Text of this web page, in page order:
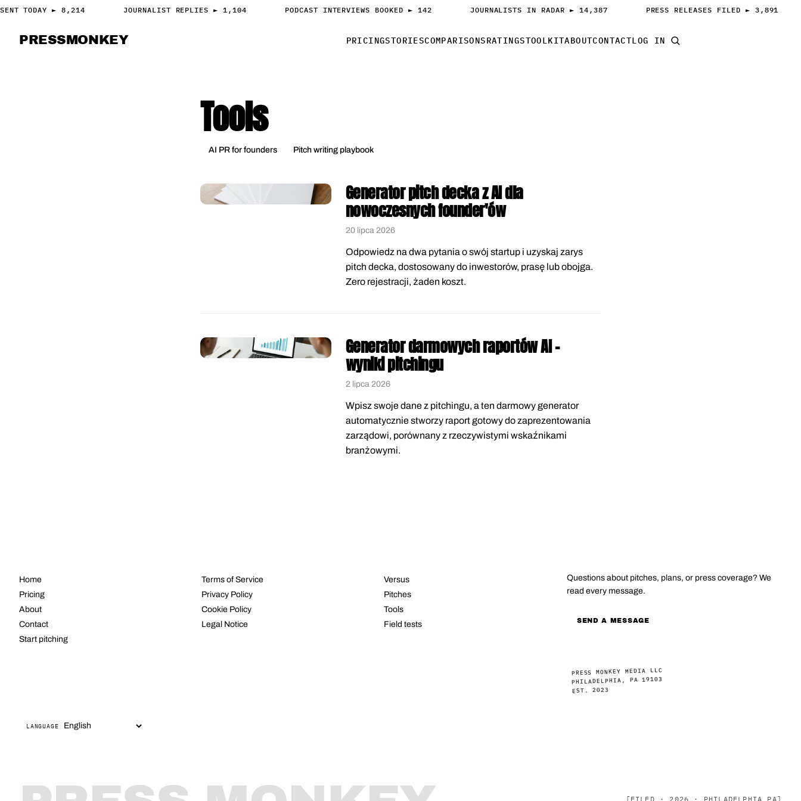
Tools
AI PR for founders Pitch writing playbook
Generator pitch decka z AI dla
nowoczesnych founder'ów
20 lipca 2026
Odpowiedz na dwa pytania o swój startup i uzyskaj zarys
pitch decka, dostosowany do inwestorów, prasę lub obojga.
Zero rejestracji, żaden koszt.
Generator darmowych raportów AI -
wyniki pitchingu
2 lipca 2026
Wpisz swoje dane z pitchingu, a ten darmowy generator
automatycznie stworzy raport gotowy do zaprezentowania
zarządowi, porównany z rzeczywistymi wskaźnikami
branżowymi.
TODAY ► 8,214 JOURNALIST REPLIES ► 1,104 PODCAST INTERVIEWS BOOKED ► 142 JOURNALISTS IN RADAR ► 14,387 PRESS RELEASES FILED ► 3,891
PRESSMONKEY PRICINGSTORIESCOMPARISONSRATINGSTOOLKITABOUTCONTACTLOG IN
Home
Pricing
About
Contact
Start pitching
Terms of Service
Privacy Policy
Cookie Policy
Legal Notice
Versus
Pitches
Tools
Field tests
Questions about pitches, plans, or press coverage? We
read every message.
SEND A MESSAGE
PRESS MONKEY MEDIA LLC
PHILADELPHIA, PA 19103
EST. 2023
LANGUAGE
[FILED · 2026 · PHILADELPHIA PA]